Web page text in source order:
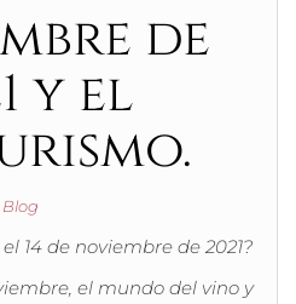
de
y el
Blog
14 de noviembre de 2021?
el mundo del vino y